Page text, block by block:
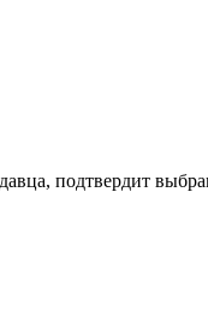
подтвердит